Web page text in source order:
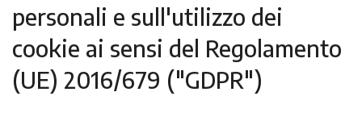
personali e sull'utilizzo dei
cookie ai sensi del Regolamento
(UE) 2016/679 ("GDPR")